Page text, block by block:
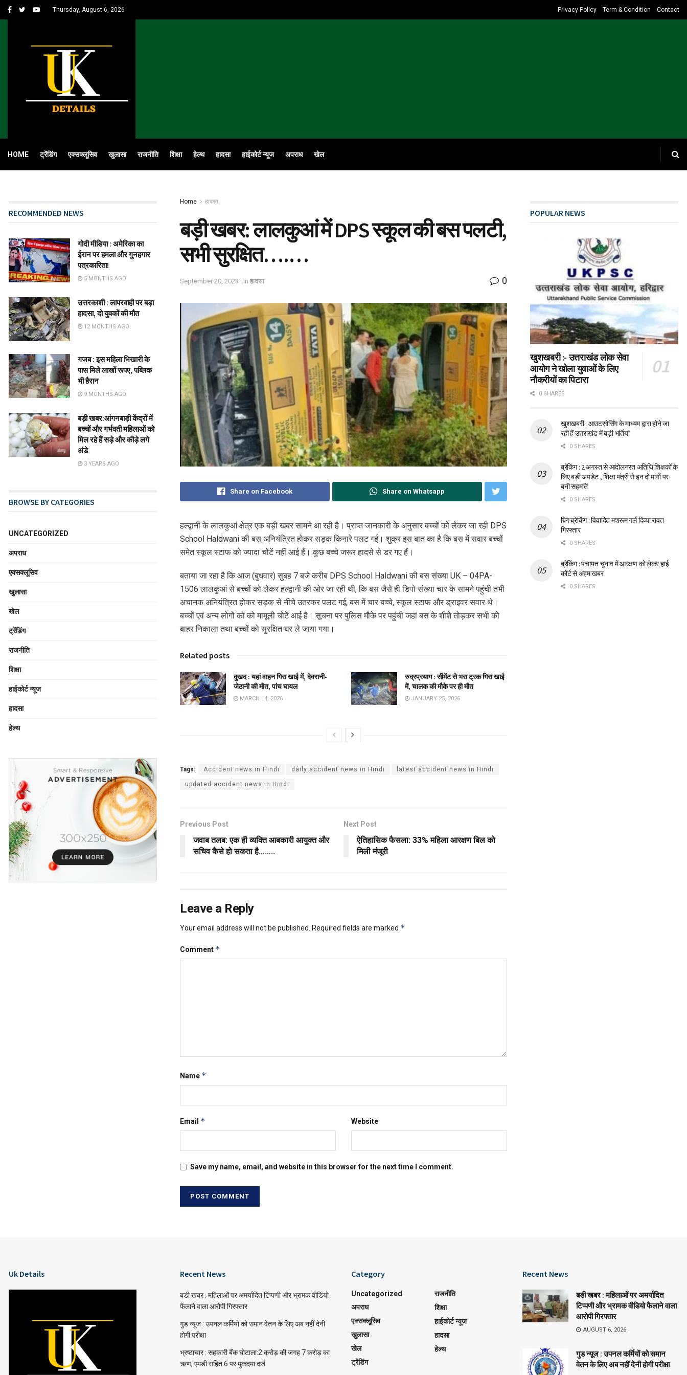
Thursday, August 6, 2026 Privacy Policy Term & Condition Contact
HOME ट्रेंडिंग एक्सक्लूसिव खुलासा राजनीति शिक्षा हेल्थ हादसा हाईकोर्ट न्यूज अपराध खेल
Home हादसा
बड़ी खबर: लालकुआं में DPS स्कूल की बस पलटी,
सभी सुरक्षित….…
September 20, 2023 in हादसा 0
Share on Facebook Share on Whatsapp
हल्द्वानी के लालकुआं क्षेत्र एक बड़ी खबर सामने आ रही है। प्राप्त जानकारी के अनुसार बच्चों को लेकर जा रही DPS
School Haldwani की बस अनियंत्रित होकर सड़क किनारे पलट गई। शुक्र इस बात का है कि बस में सवार बच्चों
समेत स्कूल स्टाफ को ज्यादा चोटें नहीं आई हैं। कुछ बच्चे जरूर हादसे से डर गए हैं।
बताया जा रहा है कि आज (बुधवार) सुबह 7 बजे करीब DPS School Haldwani की बस संख्या UK – 04PA-
1506 लालकुआं से बच्चों को लेकर हल्द्वानी की ओर जा रही थी, कि बस जैसे ही डिपो संख्या चार के सामने पहुंची तभी
अचानक अनियंत्रित होकर सड़क से नीचे उतरकर पलट गई, बस में चार बच्चे, स्कूल स्टाफ और ड्राइवर सवार थे।
बच्चों एवं अन्य लोगों को को मामूली चोटें आई है। सूचना पर पुलिस मौके पर पहुंची जहां बस के शीशे तोड़कर सभी को
बाहर निकाला तथा बच्चों को सुरक्षित घर ले जाया गया।
Related posts
दुखद : यहां वाहन गिरा खाई में, देवरानी-
जेठानी की मौत, पांच घायल
MARCH 14, 2026
रुद्रप्रयाग : सीमेंट से भरा ट्रक गिरा खाई
में, चालक की मौके पर ही मौत
JANUARY 25, 2026
Tags: Accident news in Hindi daily accident news in Hindi latest accident news in Hindi
updated accident news in Hindi
Previous Post
जवाब तलब: एक ही व्यक्ति आबकारी आयुक्त और
सचिव कैसे हो सकता है……..
Next Post
ऐतिहासिक फैसला: 33% महिला आरक्षण बिल को
मिली मंजूरी
Leave a Reply
Your email address will not be published. Required fields are marked *
Comment *
Name *
Email * Website
Save my name, email, and website in this browser for the next time I comment.
RECOMMENDED NEWS
गोदी मीडिया : अमेरिका का
ईरान पर हमला और गुनहगार
पत्रकारिता!
5 MONTHS AGO
उत्तरकाशी : लापरवाही पर बड़ा
हादसा, दो युवकों की मौत
12 MONTHS AGO
गजब : इस महिला भिखारी के
पास मिले लाखों रूपए, पब्लिक
भी हैरान
9 MONTHS AGO
बड़ी खबर:आंगनबाड़ी केंद्रों में
बच्चों और गर्भवती महिलाओं को
मिल रहे हैं सड़े और कीड़े लगे
अंडे
3 YEARS AGO
BROWSE BY CATEGORIES
UNCATEGORIZED
अपराध
एक्सक्लूसिव
खुलासा
खेल
ट्रेंडिंग
राजनीति
शिक्षा
हाईकोर्ट न्यूज
हादसा
हेल्थ
POPULAR NEWS
खुशखबरी :- उत्तराखंड लोक सेवा
आयोग ने खोला युवाओं के लिए
नौकरीयों का पिटारा
0 SHARES
खुशखबरी : आउटसोर्सिंग के माध्यम द्वारा होने जा
रही हैं उत्तराखंड में बड़ी भर्तियां
0 SHARES
ब्रेकिंग : 2 अगस्त से आंदोलनरत अतिथि शिक्षकों के
लिए बड़ी अपडेट , शिक्षा मंत्री से इन दो मांगों पर
बनी सहमति
0 SHARES
बिग ब्रेकिंग : विवादित मशरूम गर्ल दिव्या रावत
गिरफ्तार
0 SHARES
ब्रेकिंग : पंचायत चुनाव में आरक्षण को लेकर हाई
कोर्ट से अहम खबर
0 SHARES
Uk Details Recent News
बडी खबर : महिलाओं पर अमर्यादित टिप्पणी और भ्रामक वीडियो
फैलाने वाला आरोपी गिरफ्तार
गुड न्यूज : उपनल कर्मियों को समान वेतन के लिए अब नहीं देनी
होगी परीक्षा
भ्रष्टाचार : सहकारी बैंक घोटाला:2 करोड़ की जगह 7 करोड़ का
ऋण, एमडी सहित 6 पर मुकदमा दर्ज
Category
Uncategorized
अपराध
एक्सक्लूसिव
खुलासा
खेल
ट्रेंडिंग
राजनीति
शिक्षा
हाईकोर्ट न्यूज
हादसा
हेल्थ
Recent News
बडी खबर : महिलाओं पर अमर्यादित
टिप्पणी और भ्रामक वीडियो फैलाने वाला
आरोपी गिरफ्तार
AUGUST 6, 2026
गुड न्यूज : उपनल कर्मियों को समान
वेतन के लिए अब नहीं देनी होगी परीक्षा